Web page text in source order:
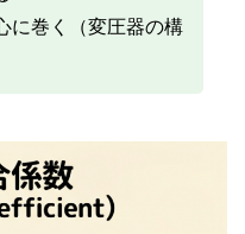
巻く（変圧器の構